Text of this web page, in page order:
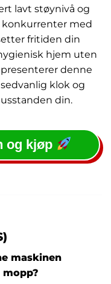
lavt støynivå og
med
fritiden din
hjem uten
denne
klok og
din.
og kjøp
maskinen